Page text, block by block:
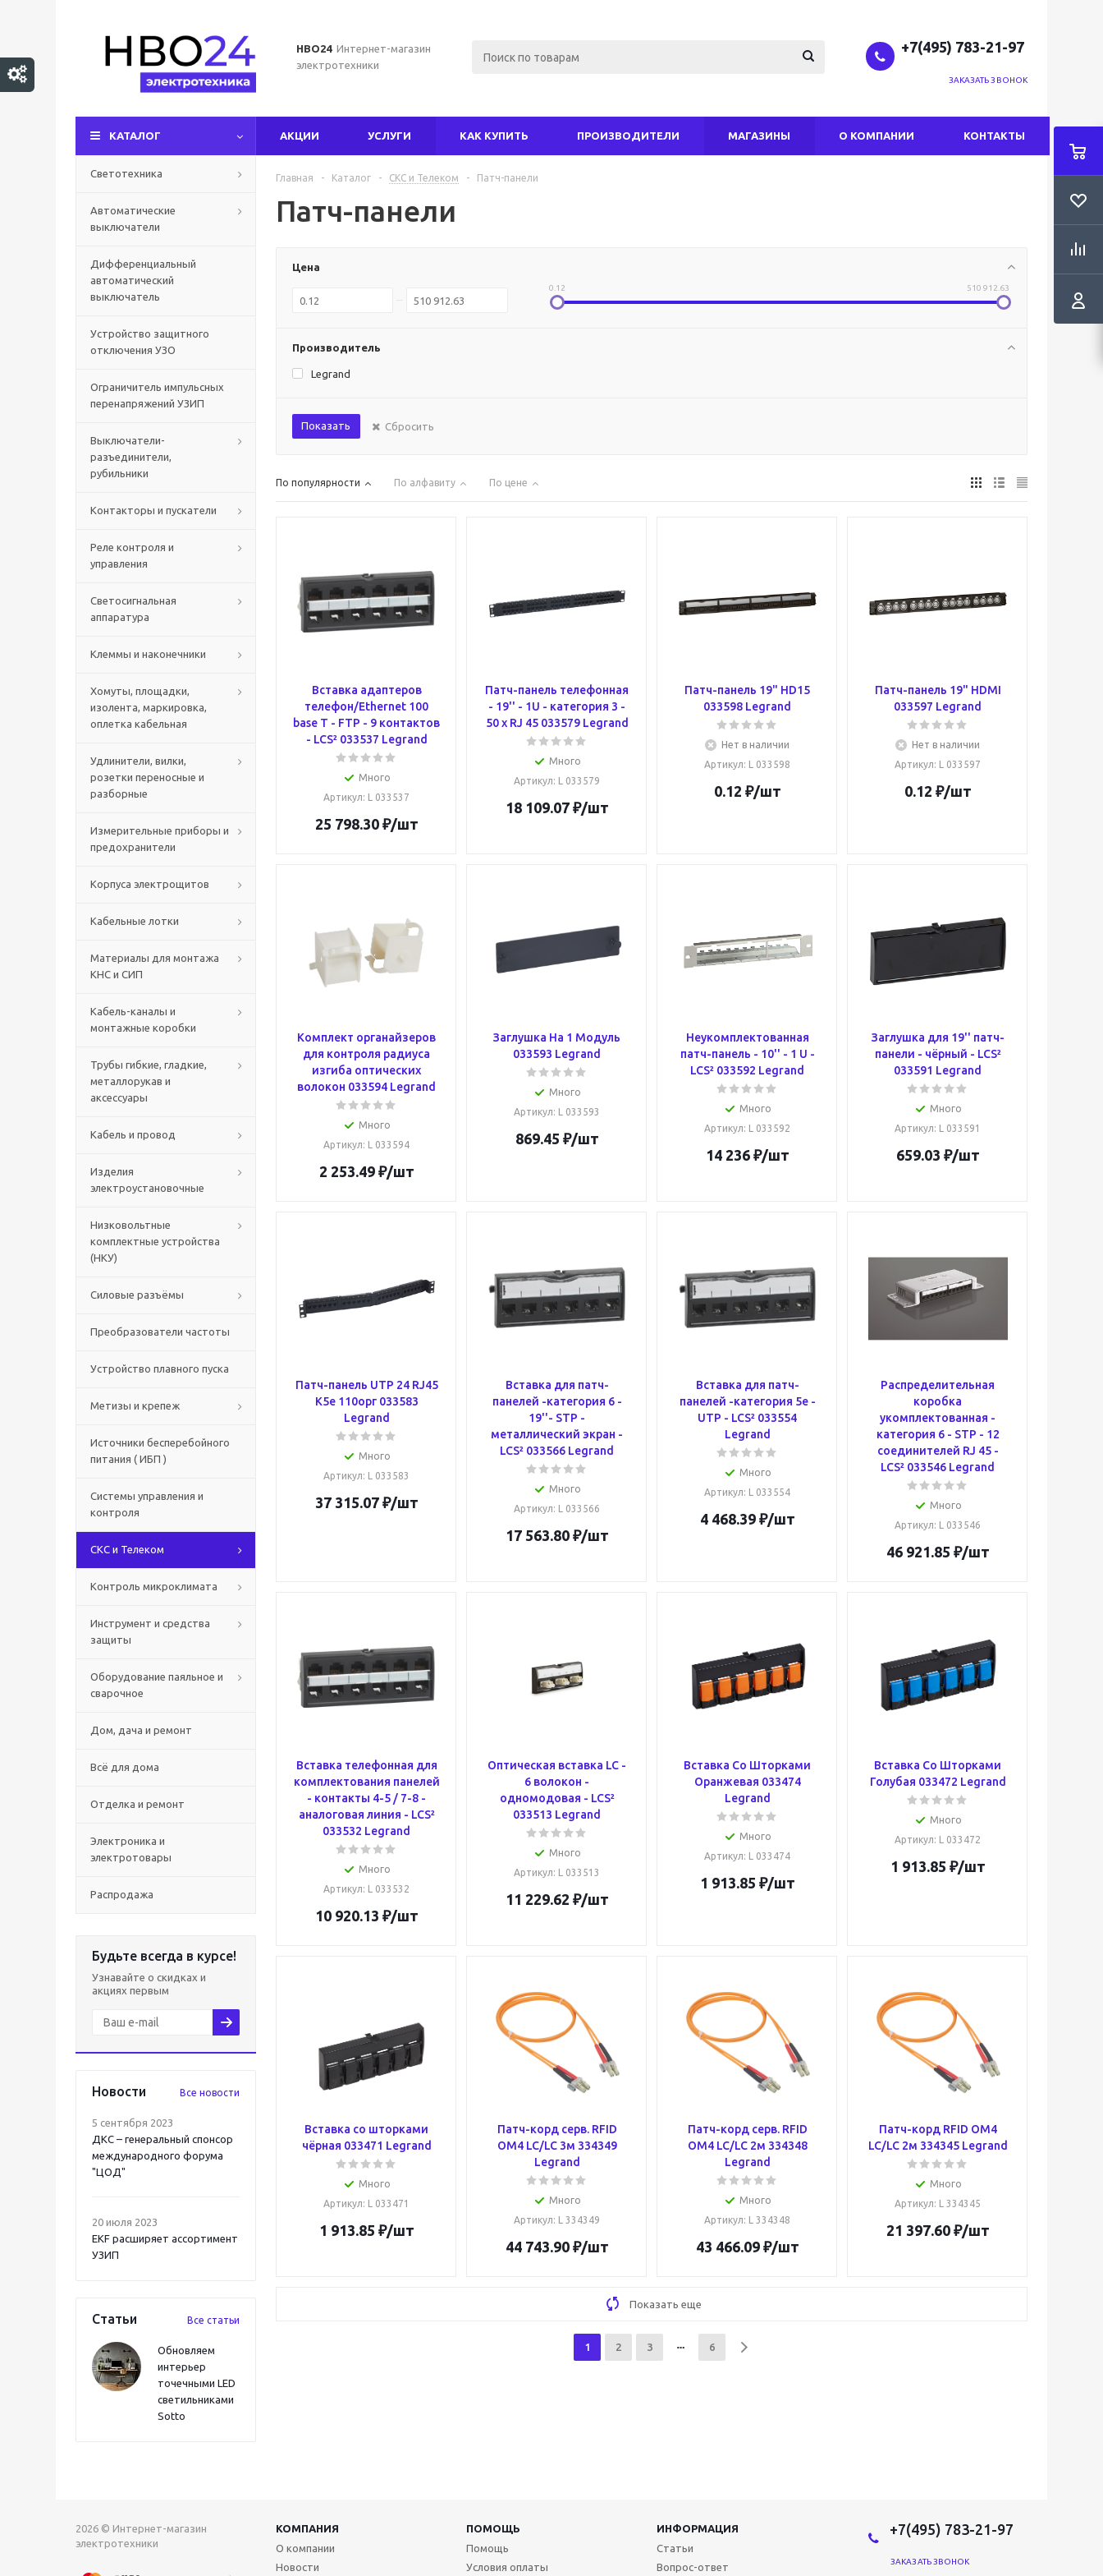
НВО24 Интернет-магазин
электротехники
+7(495) 783-21-97
ЗАКАЗАТЬ ЗВОНОК
КАТАЛОГ АКЦИИ УСЛУГИ КАК КУПИТЬ ПРОИЗВОДИТЕЛИ МАГАЗИНЫ О КОМПАНИИ КОНТАКТЫ
Светотехника
Автоматические
выключатели
Дифференциальный
автоматический
выключатель
Устройство защитного
отключения УЗО
Ограничитель импульсных
перенапряжений УЗИП
Выключатели-
разъединители,
рубильники
Контакторы и пускатели
Реле контроля и
управления
Светосигнальная
аппаратура
Клеммы и наконечники
Хомуты, площадки,
изолента, маркировка,
оплетка кабельная
Удлинители, вилки,
розетки переносные и
разборные
Измерительные приборы и
предохранители
Корпуса электрощитов
Кабельные лотки
Материалы для монтажа
КНС и СИП
Кабель-каналы и
монтажные коробки
Трубы гибкие, гладкие,
металлорукав и
аксессуары
Кабель и провод
Изделия
электроустановочные
Низковольтные
комплектные устройства
(НКУ)
Силовые разъёмы
Преобразователи частоты
Устройство плавного пуска
Метизы и крепеж
Источники бесперебойного
питания ( ИБП )
Системы управления и
контроля
СКС и Телеком
Контроль микроклимата
Инструмент и средства
защиты
Оборудование паяльное и
сварочное
Дом, дача и ремонт
Всё для дома
Отделка и ремонт
Электроника и
электротовары
Распродажа
Будьте всегда в курсе!
Узнавайте о скидках и
акциях первым
Новости Все новости
5 сентября 2023
ДКС – генеральный спонсор
международного форума
"ЦОД"
20 июля 2023
EKF расширяет ассортимент
УЗИП
Статьи Все статьи
Обновляем
интерьер
точечными LED
светильниками
Sotto
Главная - Каталог - СКС и Телеком - Патч-панели
Патч-панели
Цена
0.12 510 912.63
Производитель
Legrand
Показать Сбросить
По популярности По алфавиту По цене
Вставка адаптеров
телефон/Ethernet 100
base T - FTP - 9 контактов
- LCS² 033537 Legrand
Много
Артикул: L 033537
25 798.30₽/шт
Патч-панель телефонная
- 19'' - 1U - категория 3 -
50 x RJ 45 033579 Legrand
Много
Артикул: L 033579
18 109.07₽/шт
Патч-панель 19" HD15
033598 Legrand
Нет в наличии
Артикул: L 033598
0.12 ₽/шт
Патч-панель 19" HDMI
033597 Legrand
Нет в наличии
Артикул: L 033597
0.12 ₽/шт
Комплект органайзеров
для контроля радиуса
изгиба оптических
волокон 033594 Legrand
Много
Артикул: L 033594
2 253.49₽/шт
Заглушка На 1 Модуль
033593 Legrand
Много
Артикул: L 033593
869.45 ₽/шт
Неукомплектованная
патч-панель - 10'' - 1 U -
LCS² 033592 Legrand
Много
Артикул: L 033592
14 236₽/шт
Заглушка для 19'' патч-
панели - чёрный - LCS²
033591 Legrand
Много
Артикул: L 033591
659.03 ₽/шт
Патч-панель UTP 24 RJ45
К5е 110орг 033583
Legrand
Много
Артикул: L 033583
37 315.07₽/шт
Вставка для патч-
панелей -категория 6 -
19''- STP -
металлический экран -
LCS² 033566 Legrand
Много
Артикул: L 033566
17 563.80₽/шт
Вставка для патч-
панелей -категория 5е -
UTP - LCS² 033554
Legrand
Много
Артикул: L 033554
4 468.39₽/шт
Распределительная
коробка
укомплектованная -
категория 6 - STP - 12
соединителей RJ 45 -
LCS² 033546 Legrand
Много
Артикул: L 033546
46 921.85 ₽/шт
Вставка телефонная для
комплектования панелей
- контакты 4-5 / 7-8 -
аналоговая линия - LCS²
033532 Legrand
Много
Артикул: L 033532
10 920.13 ₽/шт
Оптическая вставка LC -
6 волокон -
одномодовая - LCS²
033513 Legrand
Много
Артикул: L 033513
11 229.62 ₽/шт
Вставка Со Шторками
Оранжевая 033474
Legrand
Много
Артикул: L 033474
1 913.85 ₽/шт
Вставка Со Шторками
Голубая 033472 Legrand
Много
Артикул: L 033472
1 913.85 ₽/шт
Вставка со шторками
чёрная 033471 Legrand
Много
Артикул: L 033471
1 913.85 ₽/шт
Патч-корд серв. RFID
ОМ4 LC/LC 3м 334349
Legrand
Много
Артикул: L 334349
44 743.90₽/шт
Патч-корд серв. RFID
ОМ4 LC/LC 2м 334348
Legrand
Много
Артикул: L 334348
43 466.09₽/шт
Патч-корд RFID ОМ4
LC/LC 2м 334345 Legrand
Много
Артикул: L 334345
21 397.60₽/шт
Показать еще
1 2 3 6
2026 © Интернет-магазин
электротехники
КОМПАНИЯ ПОМОЩЬ
ИНФОРМАЦИЯ
О компании
Новости
Помощь
Условия оплаты
Статьи
Вопрос-ответ
+7(495) 783-21-97
ЗАКАЗАТЬ ЗВОНОК